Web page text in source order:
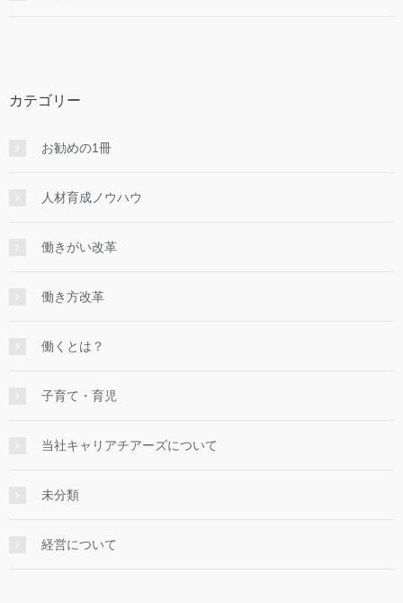
カテゴリー
お勧めの1冊
人材育成ノウハウ
働きがい改革
働き方改革
働くとは？
子育て・育児
当社キャリアチアーズについて
未分類
経営について